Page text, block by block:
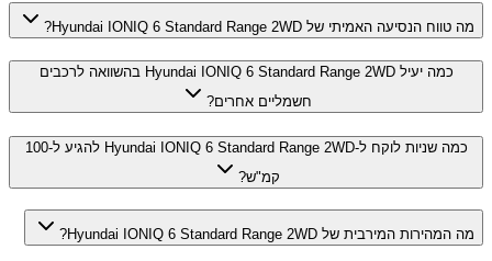
מה טווח הנסיעה האמיתי של Hyundai IONIQ 6 Standard Range 2WD?
כמה יעיל Hyundai IONIQ 6 Standard Range 2WD בהשוואה לרכבים
חשמליים אחרים?
כמה שניות לוקח ל-Hyundai IONIQ 6 Standard Range 2WD להגיע ל-100
קמ"ש?
מה המהירות המירבית של Hyundai IONIQ 6 Standard Range 2WD?